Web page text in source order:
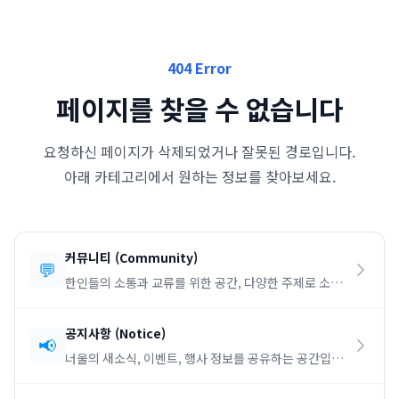
404 Error
페이지를 찾을 수 없습니다
요청하신 페이지가 삭제되었거나 잘못된 경로입니다.
아래 카테고리에서 원하는 정보를 찾아보세요.
💬 커뮤니티 (Community)
한인들의 소통과 교류를 위한 공간, 다양한 주제로 소통
📢 공지사항 (Notice)
너울의 새소식, 이벤트, 행사 정보를 공유하는 공간입니